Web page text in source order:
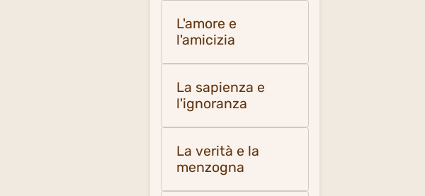
L'amore e
l'amicizia
La sapienza e
l'ignoranza
La verità e la
menzogna